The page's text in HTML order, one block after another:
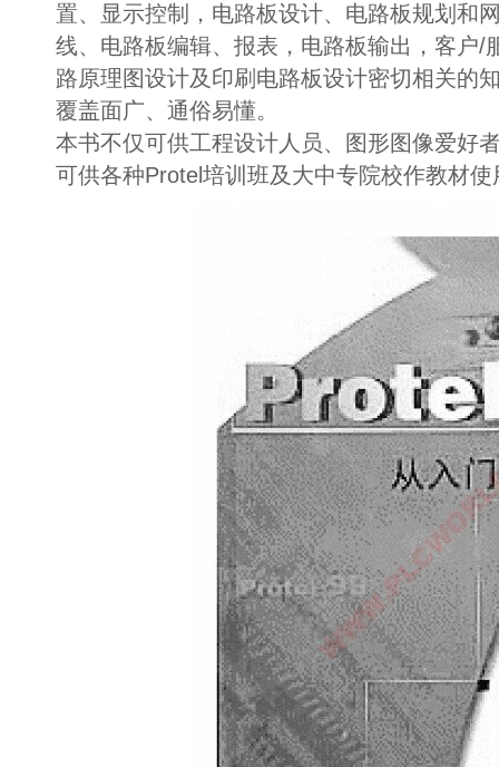
置、显示控制，电路板设计、电路板规划和
线、电路板编辑、报表，电路板输出，客户/
路原理图设计及印刷电路板设计密切相关的
覆盖面广、通俗易懂。
本书不仅可供工程设计人员、图形图像爱好
可供各种Protel培训班及大中专院校作教材使